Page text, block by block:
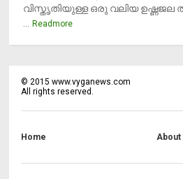
വിസ്തൃതിയുള്ള ഒരു വലിയ ഉഷ്ണജല
Readmore
©2015 www.vyganews.com
All rights reserved.
Home About